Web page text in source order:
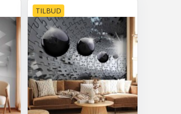
TILBUD